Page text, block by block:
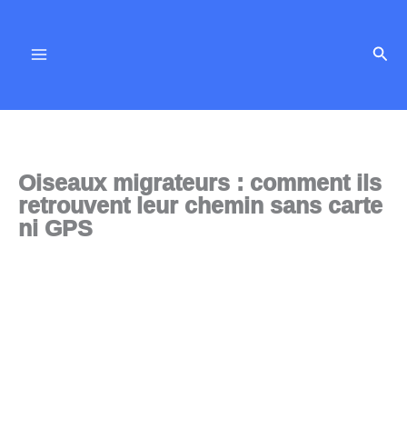
contenu
Oiseaux migrateurs : comment ils
retrouvent leur chemin sans carte
ni GPS